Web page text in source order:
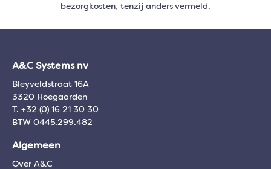
bezorgkosten, tenzij anders vermeld.
A&C Systems nv
Bleyveldstraat 16A
3320 Hoegaarden
T. +32 (0) 16 21 30 30
BTW 0445.299.482
Algemeen
Over A&C